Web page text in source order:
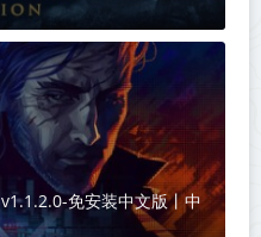
免安装中文版丨中